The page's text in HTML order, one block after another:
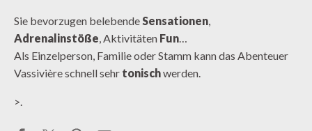
Sie bevorzugen belebendeSensationen,
Adrenalinstöße, Aktivitäten Fun…
Als Einzelperson, Familie oder Stamm kann das Abenteuer
Vassivière schnell sehr tonischwerden.
>.